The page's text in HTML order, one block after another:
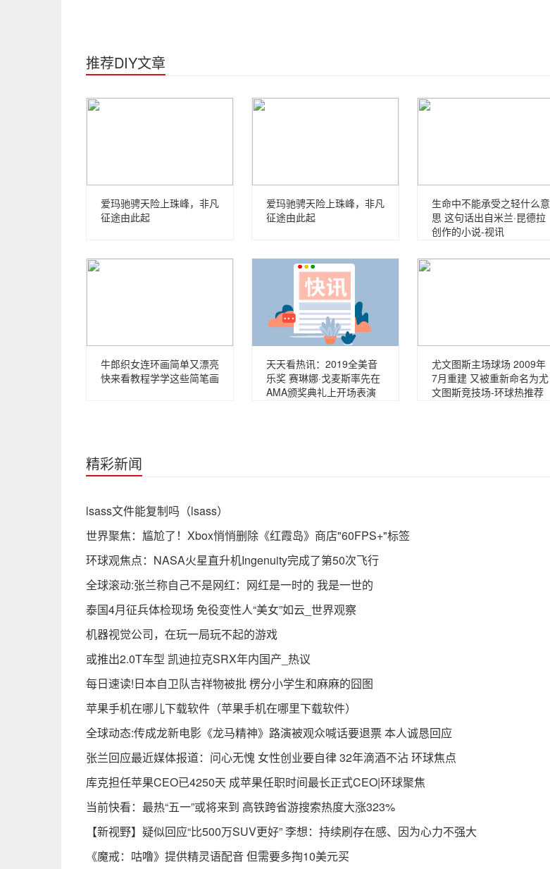
推荐DIY文章
爱玛驰骋天险上珠峰，非凡
征途由此起
爱玛驰骋天险上珠峰，非凡
征途由此起
生命中不能承受之轻什么意
思 这句话出自米兰·昆德拉
创作的小说-视讯
牛郎织女连环画简单又漂亮
快来看教程学学这些简笔画
天天看热讯：2019全美音
乐奖 赛琳娜·戈麦斯率先在
AMA颁奖典礼上开场表演
尤文图斯主场球场 2009年
7月重建 又被重新命名为尤
文图斯竞技场-环球热推荐
精彩新闻
lsass文件能复制吗（lsass）
世界聚焦：尴尬了！Xbox悄悄删除《红霞岛》商店"60FPS+"标签
环球观焦点：NASA火星直升机Ingenuity完成了第50次飞行
全球滚动:张兰称自己不是网红：网红是一时的 我是一世的
泰国4月征兵体检现场 免役变性人“美女”如云_世界观察
机器视觉公司，在玩一局玩不起的游戏
或推出2.0T车型 凯迪拉克SRX年内国产_热议
每日速读!日本自卫队吉祥物被批 楞分小学生和麻麻的囧图
苹果手机在哪儿下载软件（苹果手机在哪里下载软件）
全球动态:传成龙新电影《龙马精神》路演被观众喊话要退票 本人诚恳回应
张兰回应最近媒体报道：问心无愧 女性创业要自律 32年滴酒不沾 环球焦点
库克担任苹果CEO已4250天 成苹果任职时间最长正式CEO|环球聚焦
当前快看：最热“五一”或将来到 高铁跨省游搜索热度大涨323%
【新视野】疑似回应“比500万SUV更好” 李想：持续刷存在感、因为心力不强大
《魔戒：咕噜》提供精灵语配音 但需要多掏10美元买